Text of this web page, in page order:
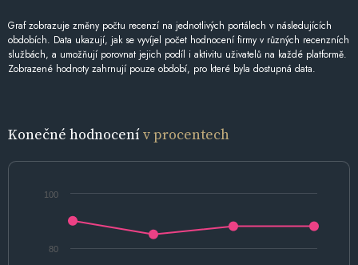
Graf zobrazuje změny počtu recenzí na jednotlivých portálech v následujících
obdobích. Data ukazují, jak se vyvíjel počet hodnocení firmy v různých recenzních
službách, a umožňují porovnat jejich podíl i aktivitu uživatelů na každé platformě.
Zobrazené hodnoty zahrnují pouze období, pro které byla dostupná data.
Konečné hodnocenív procentech
80
100